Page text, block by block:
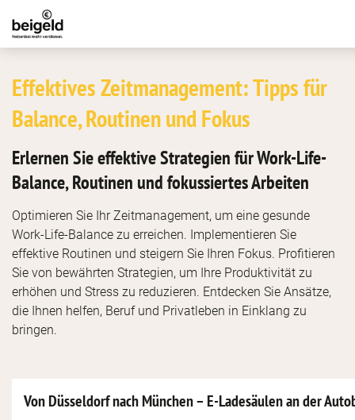
Effektives Zeitmanagement: Tipps für
Balance, Routinen und Fokus
Erlernen Sie effektive Strategien für Work-Life-
Balance, Routinen und fokussiertes Arbeiten
Optimieren Sie Ihr Zeitmanagement, um eine gesunde
Work-Life-Balance zu erreichen. Implementieren Sie
effektive Routinen und steigern Sie Ihren Fokus. Profitieren
Sie von bewährten Strategien, um Ihre Produktivität zu
erhöhen und Stress zu reduzieren. Entdecken Sie Ansätze,
die Ihnen helfen, Beruf und Privatleben in Einklang zu
bringen.
Von Düsseldorf nach München – E-Ladesäulen an der